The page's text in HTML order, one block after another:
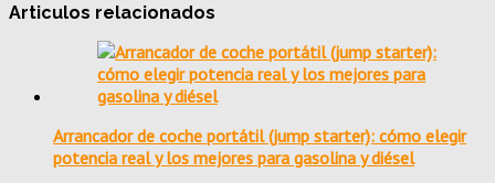
Articulos relacionados
Arrancador de coche portátil (jump starter): cómo elegir
potencia real y los mejores para gasolina y diésel